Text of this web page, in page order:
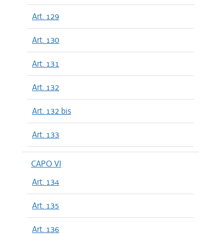
Art. 129
Art. 130
Art. 131
Art. 132
Art. 132 bis
Art. 133
CAPO VI
Art. 134
Art. 135
Art. 136